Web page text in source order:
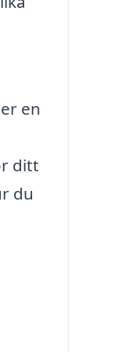
en
ditt
du